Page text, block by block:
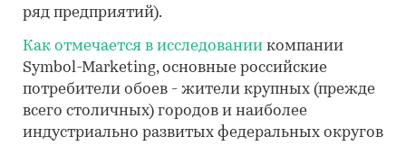
ряд предприятий).
Как отмечается в исследовании компании
Symbol-Marketing, основные российские
потребители обоев - жители крупных (прежде
всего столичных) городов и наиболее
индустриально развитых федеральных округов